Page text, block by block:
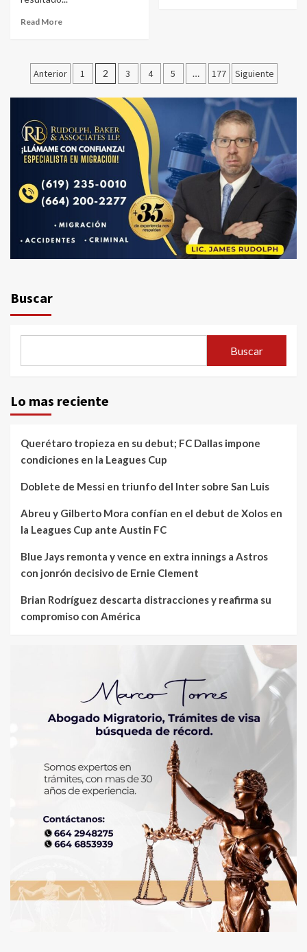
Read More
Paginación
de
entradas
Anterior 1 2 3 4 5 … 177 Siguiente
Buscar
Buscar
Lo mas reciente
Querétaro tropieza en su debut; FC Dallas impone
condiciones en la Leagues Cup
Doblete de Messi en triunfo del Inter sobre San Luis
Abreu y Gilberto Mora confían en el debut de Xolos en
la Leagues Cup ante Austin FC
Blue Jays remonta y vence en extra innings a Astros
con jonrón decisivo de Ernie Clement
Brian Rodríguez descarta distracciones y reafirma su
compromiso con América